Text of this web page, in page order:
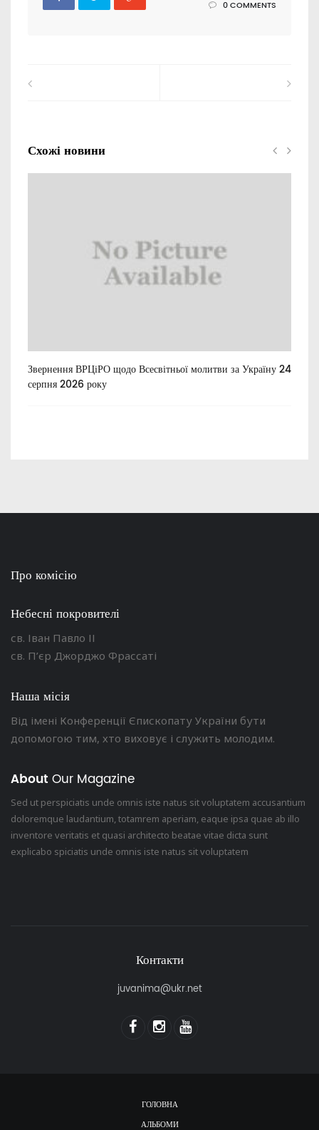
0 COMMENTS
Схожі новини
Звернення ВРЦіРО щодо Всесвітньої молитви за Україну 24
серпня 2026 року
Про комісію
Небесні покровителі
св. Іван Павло ІІ
св. П’єр Джорджо Фрассаті
Наша місія
Від імені Конференції Єпископату України бути
допомогою тим, хто виховує і служить молодим.
About Our Magazine
Sed ut perspiciatis unde omnis iste natus sit voluptatem accusantium
doloremque laudantium, totamrem aperiam, eaque ipsa quae ab illo
inventore veritatis et quasi architecto beatae vitae dicta sunt
explicabo spiciatis unde omnis iste natus sit voluptatem
Контакти
juvanima@ukr.net
ГОЛОВНА
АЛЬБОМИ